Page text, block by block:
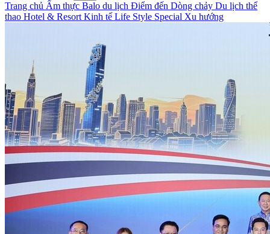
Trang chủ Ẩm thực Balo du lịch Điểm đến Dòng chảy Du lịch thể
thao Hotel & Resort Kinh tế Life Style Special Xu hướng